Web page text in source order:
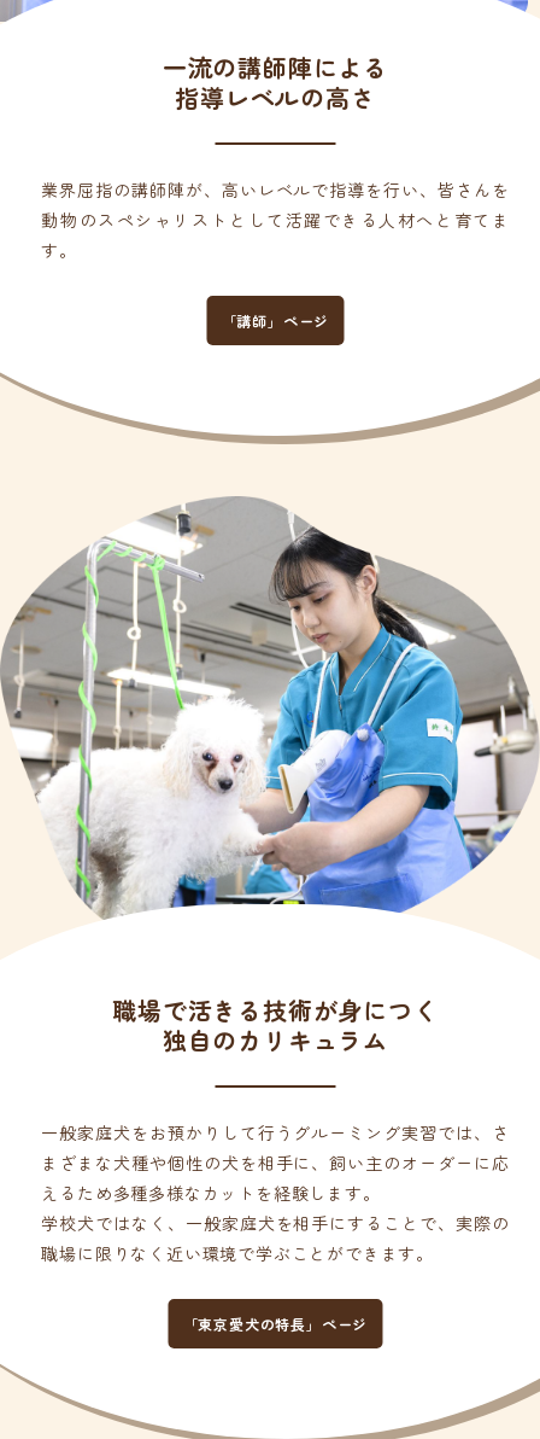
一流の講師陣による
指導レベルの高さ
業界屈指の講師陣が、高いレベルで指導を行い、皆さんを
動物のスペシャリストとして活躍できる人材へと育てま
す。
「講師」ページ
職場で活きる技術が身につく
独自のカリキュラム
一般家庭犬をお預かりして行うグルーミング実習では、さ
まざまな犬種や個性の犬を相手に、飼い主のオーダーに応
えるため多種多様なカットを経験します。
学校犬ではなく、一般家庭犬を相手にすることで、実際の
職場に限りなく近い環境で学ぶことができます。
「東京愛犬の特長」ページ